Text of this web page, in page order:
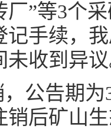
厂”等3个
记手续，
未收到异
公告期为
销后矿山